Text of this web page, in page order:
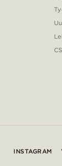
INSTAGRAM